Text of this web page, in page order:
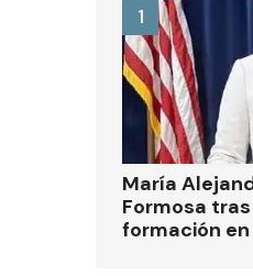
María
Formosa
formación
1